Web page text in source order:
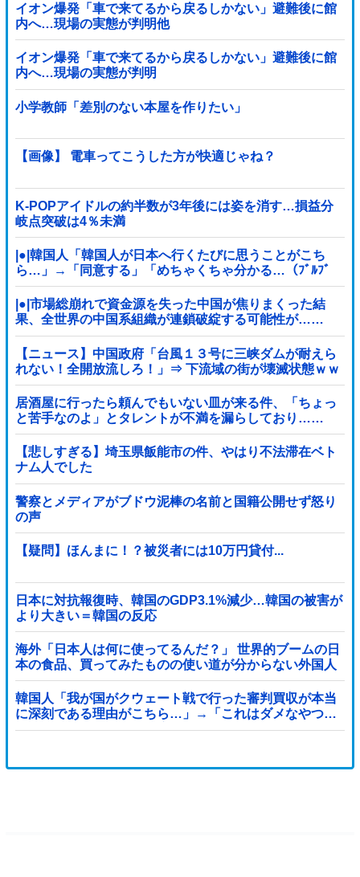
イオン爆発「車で来てるから戻るしかない」避難後に館
内へ…現場の実態が判明他
イオン爆発「車で来てるから戻るしかない」避難後に館
内へ…現場の実態が判明
小学教師「差別のない本屋を作りたい」
【画像】 電車ってこうした方が快適じゃね？
K-POPアイドルの約半数が3年後には姿を消す…損益分
岐点突破は4％未満
|●|韓国人「韓国人が日本へ行くたびに思うことがこち
ら…」→「同意する」「めちゃくちゃ分かる…（ﾌﾞﾙﾌﾞ
ﾙ」＝韓国の反応
|●|市場総崩れで資金源を失った中国が焦りまくった結
果、全世界の中国系組織が連鎖破綻する可能性が……
【ニュース】中国政府「台風１３号に三峡ダムが耐えら
れない！全開放流しろ！」⇒ 下流域の街が壊滅状態ｗｗ
ｗｗｗ
居酒屋に行ったら頼んでもいない皿が来る件、「ちょっ
と苦手なのよ」とタレントが不満を漏らしており……
【悲しすぎる】埼玉県飯能市の件、やはり不法滞在ベト
ナム人でした
警察とメディアがブドウ泥棒の名前と国籍公開せず怒り
の声
【疑問】ほんまに！？被災者には10万円貸付...
日本に対抗報復時、韓国のGDP3.1%減少…韓国の被害が
より大きい＝韓国の反応
海外「日本人は何に使ってるんだ？」 世界的ブームの日
本の食品、買ってみたものの使い道が分からない外国人
が続出
韓国人「我が国がクウェート戦で行った審判買収が本当
に深刻である理由がこちら…」→「これはダメなやつ…
（ブルブル」＝韓国の反応